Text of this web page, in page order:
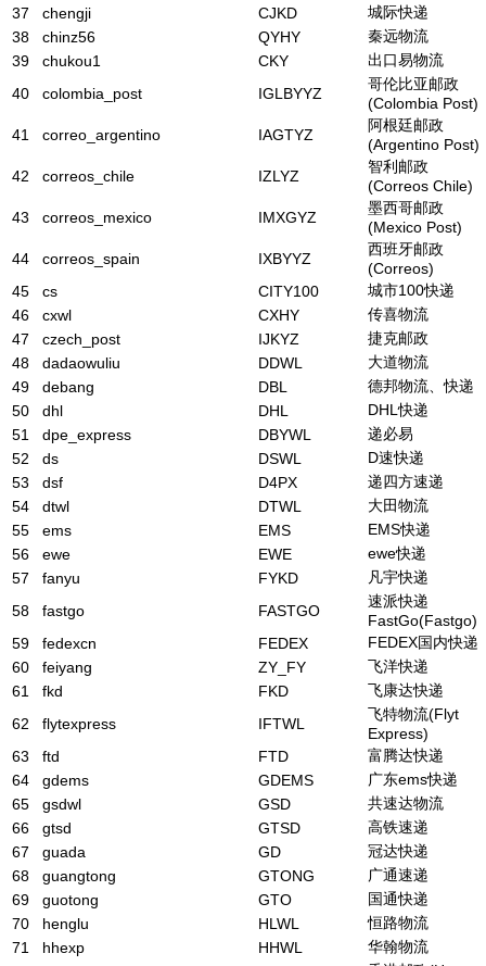
37
chengji CJKD
城际快递
38
chinz56 QYHY
秦远物流
39
chukou1 CKY
出口易物流
40
colombia_post IGLBYYZ
哥伦比亚邮政
(Colombia Post)
41
correo_argentino IAGTYZ
阿根廷邮政
(Argentino Post)
42
correos_chile IZLYZ
智利邮政
(Correos Chile)
43
correos_mexico IMXGYZ
墨西哥邮政
(Mexico Post)
44
correos_spain IXBYYZ
西班牙邮政
(Correos)
45
cs CITY100
城市100快递
46
cxwl CXHY
传喜物流
47
czech_post IJKYZ
捷克邮政
48
dadaowuliu DDWL
大道物流
49
debang DBL
德邦物流、快递
50
dhl DHL
DHL快递
51
dpe_express DBYWL
递必易
52
ds DSWL
D速快递
53
dsf D4PX
递四方速递
54
dtwl DTWL
大田物流
55
ems EMS
EMS快递
56
ewe EWE
ewe快递
57
fanyu FYKD
凡宇快递
58
fastgo FASTGO
速派快递
FastGo(Fastgo)
59
fedexcn FEDEX
FEDEX国内快递
60
feiyang ZY_FY
飞洋快递
61
fkd FKD
飞康达快递
62
flytexpress IFTWL
飞特物流(Flyt
Express)
63
ftd FTD
富腾达快递
64
gdems GDEMS
广东ems快递
65
gsdwl GSD
共速达物流
66
gtsd GTSD
高铁速递
67
guada GD
冠达快递
68
guangtong GTONG
广通速递
69
guotong GTO
国通快递
70
henglu HLWL
恒路物流
71
hhexp HHWL
华翰物流